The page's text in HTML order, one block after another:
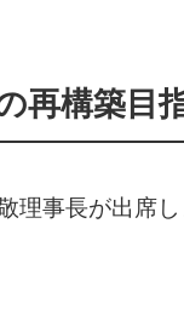
再構築目
理事長が出席し